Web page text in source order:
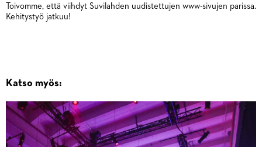
Toivomme, että viihdyt Suvilahden uudistettujen www-sivujen parissa.
Kehitystyö jatkuu!
Katso myös: